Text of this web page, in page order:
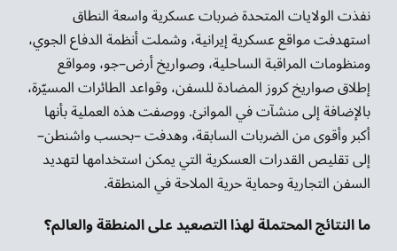
نفذت الولايات المتحدة ضربات عسكرية واسعة النطاق
استهدفت مواقع عسكرية إيرانية، وشملت أنظمة الدفاع الجوي،
ومنظومات المراقبة الساحلية، وصواريخ أرض–جو، ومواقع
إطلاق صواريخ كروز المضادة للسفن، وقواعد الطائرات المسيّرة،
بالإضافة إلى منشآت في الموانئ. ووصفت هذه العملية بأنها
أكبر وأقوى من الضربات السابقة، وهدفت –بحسب واشنطن–
إلى تقليص القدرات العسكرية التي يمكن استخدامها لتهديد
السفن التجارية وحماية حرية الملاحة في المنطقة.
ما النتائج المحتملة لهذا التصعيد على المنطقة والعالم؟